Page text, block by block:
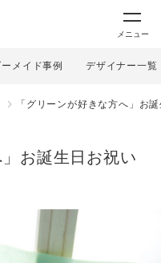
メニュー
メイド事例 デザイナー一覧
「グリーンが好きな方へ」お
」お誕生日お祝い